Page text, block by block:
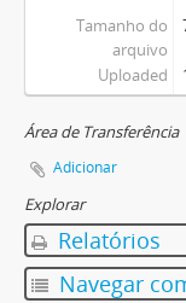
Tamanho do
arquivo
Uploaded
Área de Transferência
Adicionar
Explorar
Relatórios
Navegar